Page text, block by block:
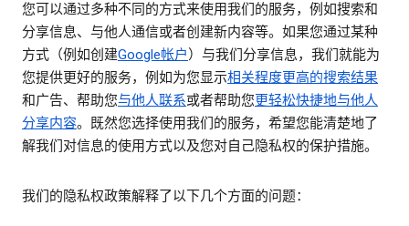
您可以通过多种不同的方式来使用我们的服务，例如搜索和
分享信息、与他人通信或者创建新内容等。如果您通过某种
方式（例如创建Google帐户）与我们分享信息，我们就能为
您提供更好的服务，例如为您显示相关程度更高的搜索结果
和广告、帮助您与他人联系或者帮助您更轻松快捷地与他人
分享内容。既然您选择使用我们的服务，希望您能清楚地了
解我们对信息的使用方式以及您对自己隐私权的保护措施。
我们的隐私权政策解释了以下几个方面的问题：